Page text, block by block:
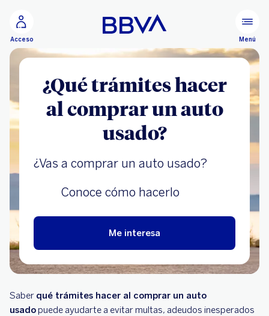
Acceso Menú
¿Qué trámites hacer
al comprar un auto
usado?
¿Vas a comprar un auto usado?
Conoce cómo hacerlo
Me interesa
Saber qué trámites hacer al comprar un auto
usadopuede ayudarte a evitar multas, adeudos inesperados